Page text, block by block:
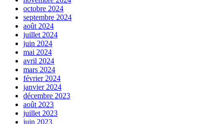
octobre 2024
septembre 2024
août 2024
juillet 2024
juin 2024
mai 2024
avril 2024
mars 2024
février 2024
janvier 2024
décembre 2023
août 2023
juillet 2023
juin 2023